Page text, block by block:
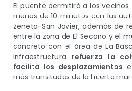
El puente permitirá a los vecinos
menos de 10 minutos con las
Zeneta-San Javier, además de
entre la zona de El Secano y el
concreto con el área de La
infraestructura refuerza la
facilita los desplazamientos
más transitadas de la huerta